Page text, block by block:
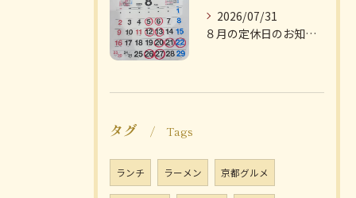
2026/07/31
８月の定休日のお知らせです
タグ Tags
ランチ ラーメン 京都グルメ